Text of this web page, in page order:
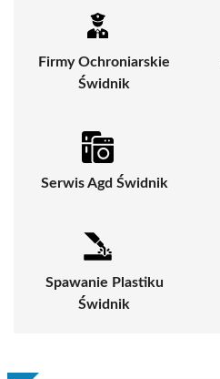
Firmy Ochroniarskie
Świdnik
Serwis Agd Świdnik
Spawanie Plastiku
Świdnik